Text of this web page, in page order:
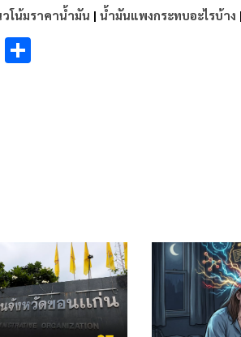
โน้มราคาน้ำมัน | น้ำมันแพงกระทบอะไรบ้าง |
Copy